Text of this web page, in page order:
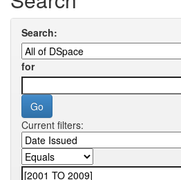
Search:
for
Current filters: